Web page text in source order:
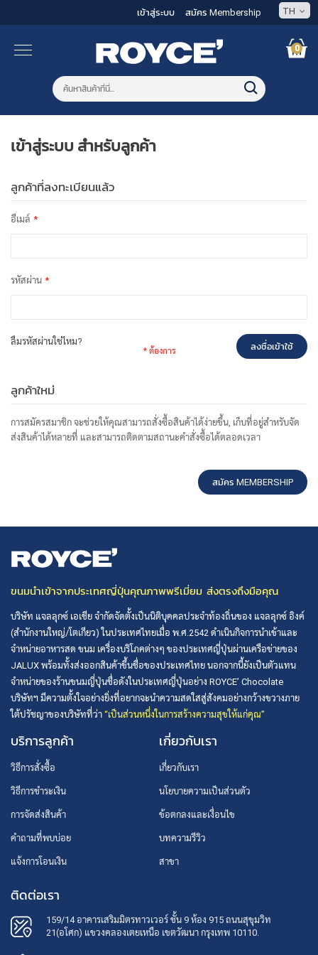
TH
เข้าสู่ระบบ สมัคร Membership
0
เข้าสู่ระบบ สำหรับลูกค้า
ลูกค้าที่ลงทะเบียนแล้ว
อีเมล์
รหัสผ่าน
ลงชื่อเข้าใช้
ลืมรหัสผ่านใช่ไหม?
ลูกค้าใหม่
การสมัครสมาชิก จะช่วยให้คุณสามารถสั่งซื้อสินค้าได้ง่ายขึ้น, เก็บที่อยู่สำหรับจัด
ส่งสินค้าได้หลายที่ และสามารถติดตามสถานะคำสั่งซื้อได้ตลอดเวลา
สมัคร MEMBERSHIP
ขนมนำเข้าจากประเทศญี่ปุ่นคุณภาพพรีเมี่ยม ส่งตรงถึงมือคุณ
บริษัท แจลลุกซ์ เอเชีย จำกัดจัดตั้งเป็นนิติบุคคลประจำท้องถิ่นของ แจลลุกซ์ อิงค์
(สำนักงานใหญ่/โตเกียว) ในประเทศไทยเมื่อ พ.ศ.2542 ดำเนินกิจการนำเข้าและ
จำหน่ายอาหารสด ขนม เครื่องบริโภคต่างๆ ของประเทศญี่ปุ่นผ่านเครือข่ายของ
JALUX พร้อมทั้งส่งออกสินค้าขึ้นชื่อของประเทศไทย นอกจากนี้ยังเป็นตัวแทน
จำหน่ายของร้านขนมญี่ปุ่นชื่อดังในประเทศญี่ปุ่นอย่าง ROYCE’ Chocolate
บริษัทฯ มีความตั้งใจอย่างยิ่งที่อยากจะนำความสดใสสู่สังคมอย่างกว้างขวางภาย
ใต้ปรัชญาของบริษัทที่ว่า “เป็นส่วนหนึ่งในการสร้างความสุขให้แก่คุณ”
บริการลูกค้า
วิธีการสั่งซื้อ
วิธีการชำระเงิน
การจัดส่งสินค้า
คำถามที่พบบ่อย
แจ้งการโอนเงิน
เกี่ยวกับเรา
เกี่ยวกับเรา
นโยบายความเป็นส่วนตัว
ข้อตกลงและเงื่อนไข
บทความรีวิว
สาขา
ติดต่อเรา
159/14 อาคารเสริมมิตรทาวเวอร์ ชั้น 9 ห้อง 915 ถนนสุขุมวิท
21(อโศก) แขวงคลองเตยเหนือ เขตวัฒนา กรุงเทพ 10110.